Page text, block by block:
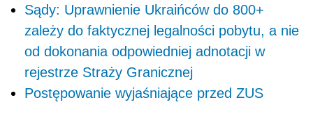
Sądy: Uprawnienie Ukraińców do 800+
zależy do faktycznej legalności pobytu, a nie
od dokonania odpowiedniej adnotacji w
rejestrze Straży Granicznej
Postępowanie wyjaśniające przed ZUS